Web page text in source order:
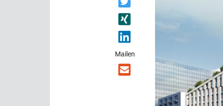
Mailen